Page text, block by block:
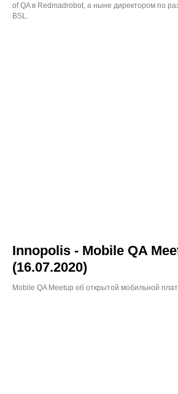
of QA в Redmadrobot, а ныне директором по
BSL.
Innopolis - Mobile QA
(16.07.2020)
Mobile QA Meetup об открытой мобильной